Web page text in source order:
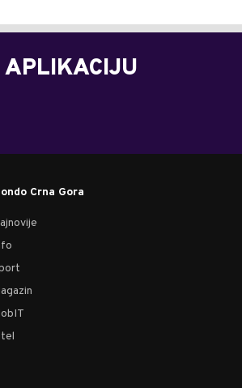
APLIKACIJU
Crna Gora